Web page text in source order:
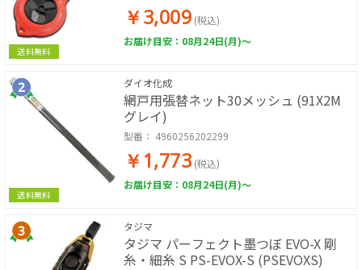
送料無料
￥3,009 (税込)
お届け目安：08月24日(月)～
送料無料
ダイオ化成
網戸用張替ネット30メッシュ (91X2M
グレイ)
型番： 4960256202299
￥1,773 (税込)
お届け目安：08月24日(月)～
タジマ
タジマ パーフェクト墨つぼ EVO-X 剛
糸・細糸 S PS-EVOX-S (PSEVOXS)